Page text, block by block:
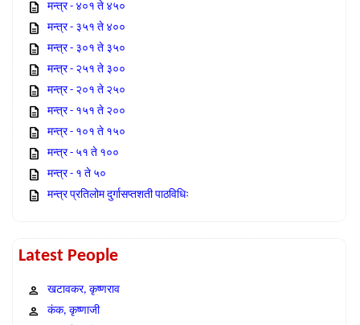
मन्त्र - ४०१ ते ४५०
मन्त्र - ३५१ ते ४००
मन्त्र - ३०१ ते ३५०
मन्त्र - २५१ ते ३००
मन्त्र - २०१ ते २५०
मन्त्र - १५१ ते २००
मन्त्र - १०१ ते १५०
मन्त्र - ५१ ते १००
मन्त्र - १ ते ५०
मन्त्र प्रतिलोम दुर्गासप्तशती पाठविधिः
Latest People
खटावकर, कृष्णराव
कंक, कृष्णाजी